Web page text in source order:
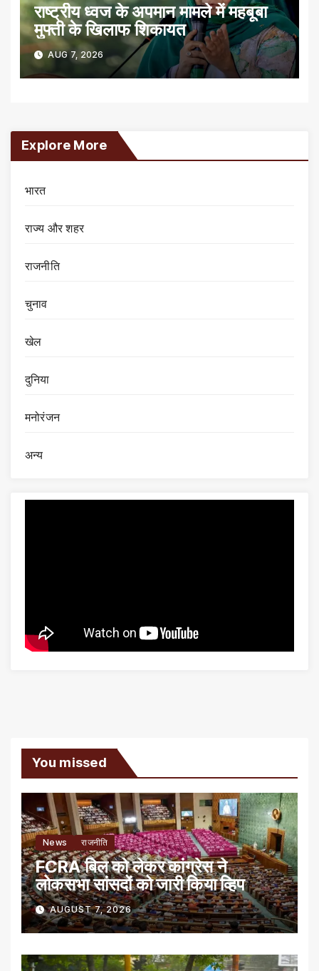
राष्ट्रीय ध्वज के अपमान मामले में महबूबा
मुफ्ती के खिलाफ शिकायत
AUG 7, 2026
Explore More
भारत
राज्य और शहर
राजनीति
चुनाव
खेल
दुनिया
मनोरंजन
अन्य
You missed
News राजनीति
FCRA बिल को लेकर कांग्रेस ने
लोकसभा सांसदों को जारी किया व्हिप
AUGUST 7, 2026